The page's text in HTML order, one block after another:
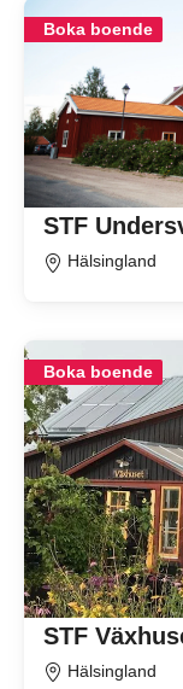
STF
Hälsingland
Boka boende
STF
Hälsingland
Boka boende